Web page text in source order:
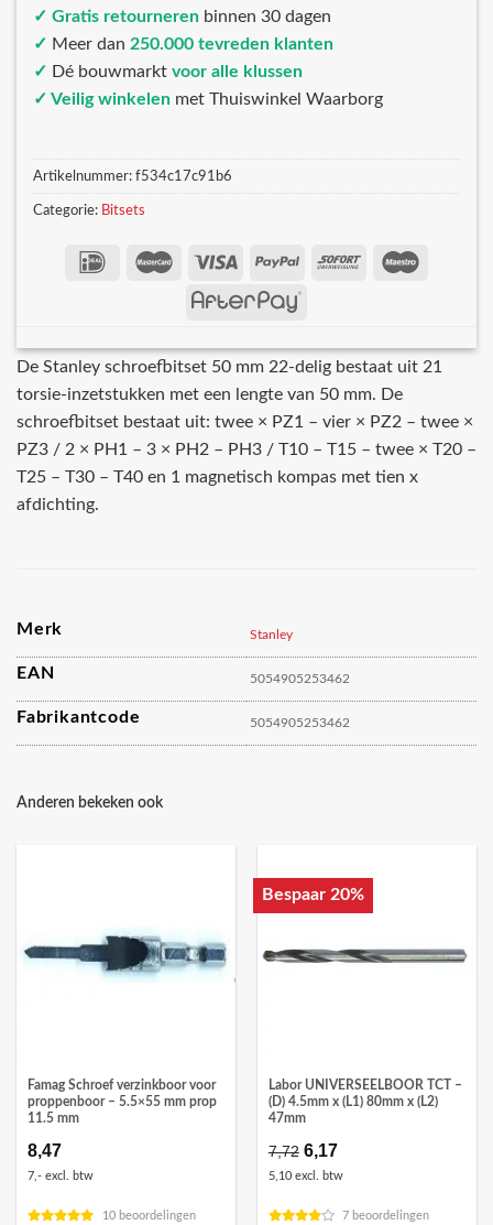
✓ Gratis retourneren binnen 30 dagen
✓ Meer dan 250.000 tevreden klanten
✓ Dé bouwmarkt voor alle klussen
✓ Veilig winkelen met Thuiswinkel Waarborg
Artikelnummer: f534c17c91b6
Categorie: Bitsets
De Stanley schroefbitset 50 mm 22-delig bestaat uit 21
torsie-inzetstukken met een lengte van 50 mm. De
schroefbitset bestaat uit: twee × PZ1 – vier × PZ2 – twee ×
PZ3 / 2 × PH1 – 3 × PH2 – PH3 / T10 – T15 – twee × T20 –
T25 – T30 – T40 en 1 magnetisch kompas met tien x
afdichting.
Merk Stanley
EAN 5054905253462
Fabrikantcode 5054905253462
Anderen bekeken ook
Famag Schroef verzinkboor voor
proppenboor – 5.5×55 mm prop
11.5 mm
8,47
7,- excl. btw
10 beoordelingen
Bespaar 20%
Labor UNIVERSEELBOOR TCT –
(D) 4.5mm x (L1) 80mm x (L2)
47mm
7,72 Oorspronkelijke
prijs
was:
6,17Huidige
is:
5,10 excl. btw
7 beoordelingen